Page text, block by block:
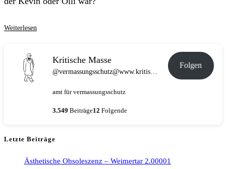
Weiterlesen
Kritische Masse
@vermassungsschutz@www.kritische-masse.de
Folgen
amt für vermassungsschutz
3.549 Beiträge12 Folgende
Letzte Beiträge
Ästhetische Obsoleszenz – Weimertar 2.00001